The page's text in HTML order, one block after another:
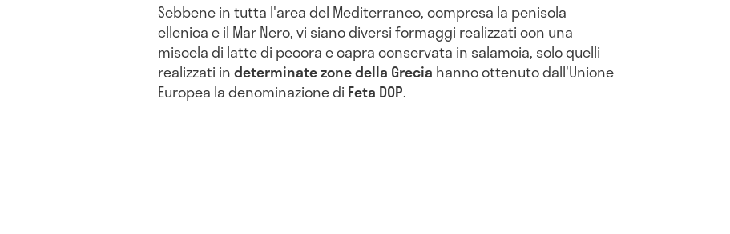
Sebbene in tutta l'area del Mediterraneo, compresa la penisola
ellenica e il Mar Nero, vi siano diversi formaggi realizzati con una
miscela di latte di pecora e capra conservata in salamoia, solo quelli
realizzati indeterminate zone della Grecia hanno ottenuto dall'Unione
Europea la denominazione di Feta DOP.